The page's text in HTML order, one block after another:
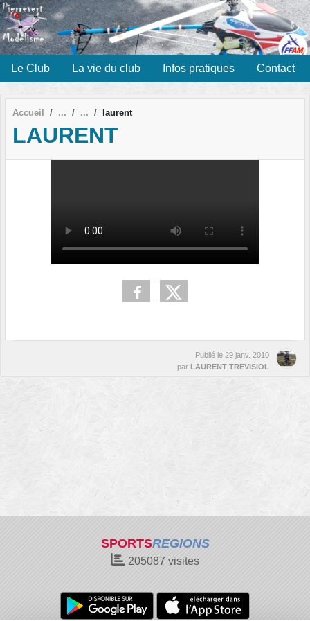
Le Club La vie du club Infos pratiques Contact
Accueil laurent
LAURENT
Publié le 29 janv. 2010
par LAURENT TREVISIOL
SPORTSREGIONS
205087 visites
Panneau de gestion des cookies